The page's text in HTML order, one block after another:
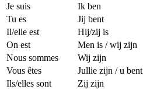
Je suis
Ik ben
Tu es
Jij bent
Il/elle est
Hij/zij is
On est
Men is / wij zijn
Nous sommes
Wij zijn
Vous êtes
Jullie zijn / u bent
Ils/elles sont
Zij zijn